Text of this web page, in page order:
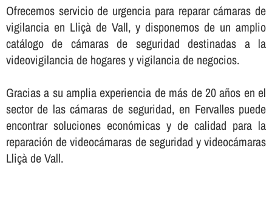
Ofrecemos servicio de urgencia para reparar cámaras de
vigilancia en Lliçà de Vall, y disponemos de un amplio
catálogo de cámaras de seguridad destinadas a la
videovigilancia de hogares y vigilancia de negocios.
Gracias a su amplia experiencia de más de 20 años en el
sector de las cámaras de seguridad, en Fervalles puede
encontrar soluciones económicas y de calidad para la
reparación de videocámaras de seguridad y videocámaras
Lliçà de Vall.